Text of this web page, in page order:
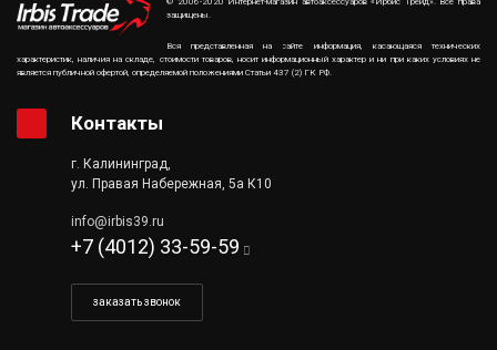
© 2006-2020 Интернет-магазин автоаксессуаров «Ирбис Трейд». Все права
защищены.
Вся представленная на сайте информация, касающаяся технических
характеристик, наличия на складе, стоимости товаров, носит информационный характер и ни при каких условиях не
является публичной офертой, определяемой положениями Статьи 437 (2) ГК РФ.
Контакты
г. Калининград,
ул. Правая Набережная, 5а К10
info@irbis39.ru
+7 (4012) 33-59-59
заказать звонок